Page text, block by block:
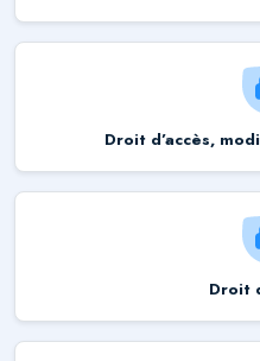
Droit d’accès,
Droit